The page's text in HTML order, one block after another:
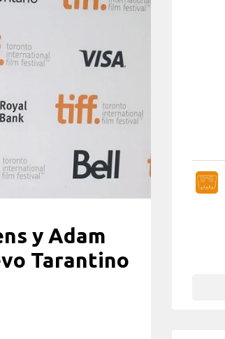
y Adam
Tarantino